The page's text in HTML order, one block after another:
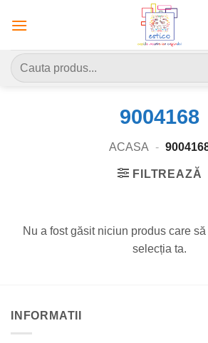
Caută
după:
9004168
ACASA -
FILTREAZĂ
Nu a fost găsit niciun produs care
selecția ta.
INFORMATII